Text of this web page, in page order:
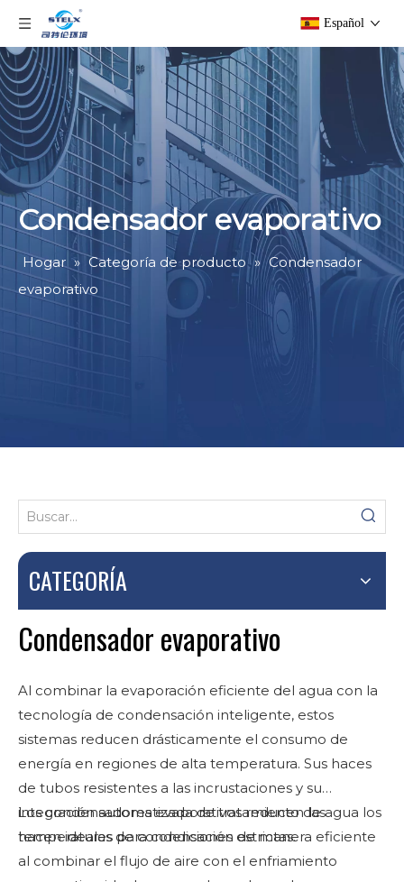
Español
Condensador evaporativo
Hogar » Categoría de producto » Condensador
evaporativo
CATEGORÍA
Condensador evaporativo
Al combinar la evaporación eficiente del agua con la
tecnología de condensación inteligente, estos
sistemas reducen drásticamente el consumo de
energía en regiones de alta temperatura. Sus haces
de tubos resistentes a las incrustaciones y su
integración automatizada de tratamiento de agua los
hacen ideales para condiciones estrictas.
Los condensadores evaporativos reducen las
temperaturas de condensación de manera eficiente
al combinar el flujo de aire con el enfriamiento